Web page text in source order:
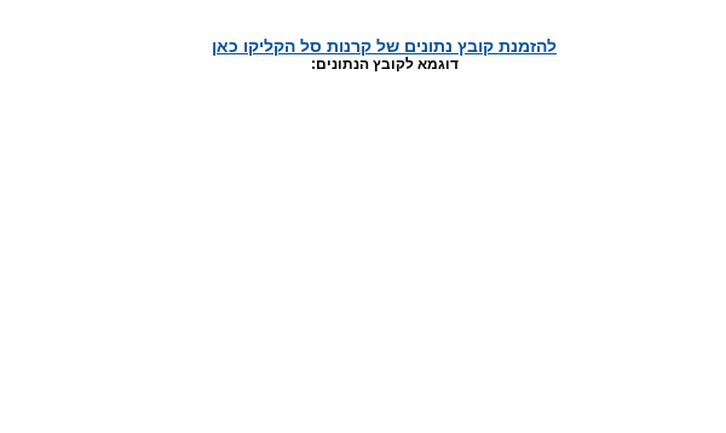
להזמנת קובץ נתונים של קרנות סל הקליקו כאן
דוגמא לקובץ הנתונים: